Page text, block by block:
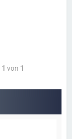
1 von 1